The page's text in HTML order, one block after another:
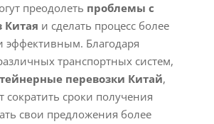
преодолеть проблемы с
Китая и сделать процесс более
эффективным. Благодаря
транспортных систем,
перевозки Китай,
сократить сроки получения
свои предложения более